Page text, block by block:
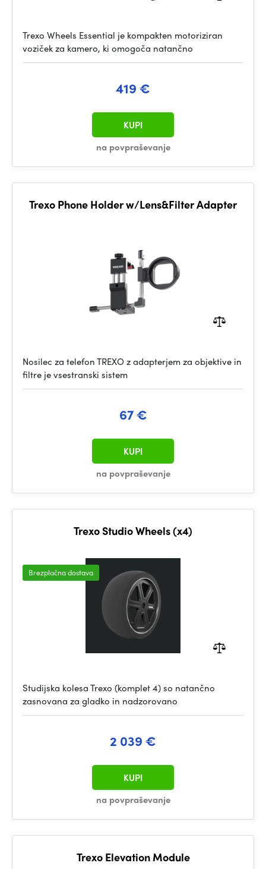
Trexo Wheels Essential je kompakten motoriziran
voziček za kamero, ki omogoča natančno
419 €
na povpraševanje
KUPI
Trexo Phone Holder w/Lens&Filter Adapter
Nosilec za telefon TREXO z adapterjem za objektive in
filtre je vsestranski sistem
67 €
na povpraševanje
KUPI
Trexo Studio Wheels (x4)
Brezplačna dostava
Studijska kolesa Trexo (komplet 4) so natančno
zasnovana za gladko in nadzorovano
2 039 €
na povpraševanje
KUPI
Trexo Elevation Module